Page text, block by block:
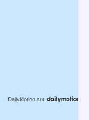
DailyMotion sur